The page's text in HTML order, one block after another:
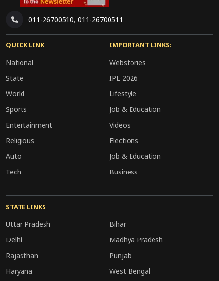
011-26700510, 011-26700511
QUICK LINK
National
State
World
Sports
Entertainment
Religious
Auto
Tech
IMPORTANT LINKS:
Webstories
IPL 2026
Lifestyle
Job & Education
Videos
Elections
Job & Education
Business
STATE LINKS
Uttar Pradesh
Bihar
Delhi
Madhya Pradesh
Rajasthan
Punjab
Haryana
West Bengal